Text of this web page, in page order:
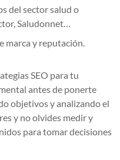
del sector salud o
Saludonnet…
marca y reputación.
SEO para tu
antes de ponerte
objetivos y analizando el
y no olvides medir y
para tomar decisiones